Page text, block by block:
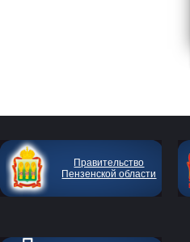
Правительство
Пензенской области